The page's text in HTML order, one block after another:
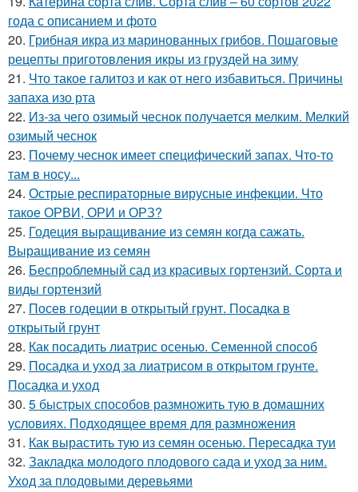
года с описанием и фото
20. Грибная икра из маринованных грибов. Пошаговые
рецепты приготовления икры из груздей на зиму
21. Что такое галитоз и как от него избавиться. Причины
запаха изо рта
22. Из-за чего озимый чеснок получается мелким. Мелкий
озимый чеснок
23. Почему чеснок имеет специфический запах. Что-то
там в носу...
24. Острые респираторные вирусные инфекции. Что
такое ОРВИ, ОРИ и ОРЗ?
25. Годеция выращивание из семян когда сажать.
Выращивание из семян
26. Беспроблемный сад из красивых гортензий. Сорта и
виды гортензий
27. Посев годеции в открытый грунт. Посадка в
открытый грунт
28. Как посадить лиатрис осенью. Семенной способ
29. Посадка и уход за лиатрисом в открытом грунте.
Посадка и уход
30. 5 быстрых способов размножить тую в домашних
условиях. Подходящее время для размножения
31. Как вырастить тую из семян осенью. Пересадка туи
32. Закладка молодого плодового сада и уход за ним.
Уход за плодовыми деревьями